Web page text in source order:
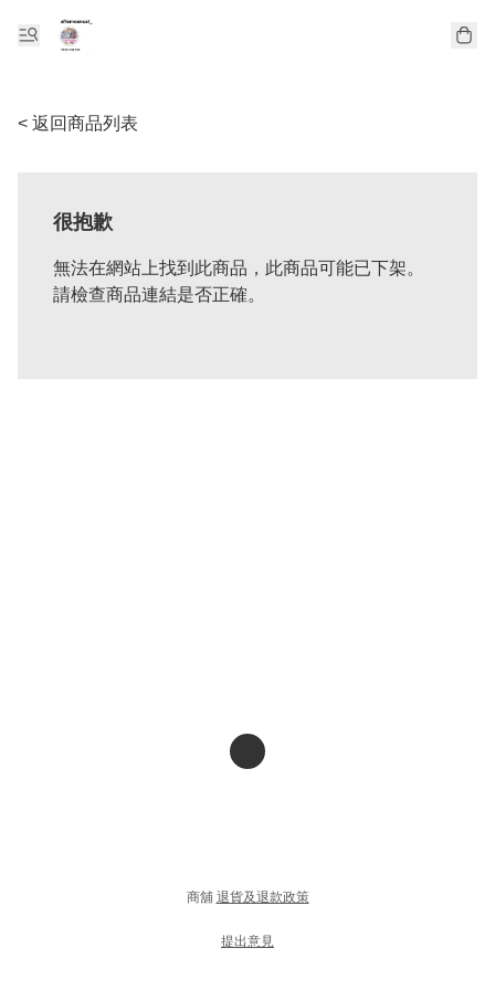
< 返回商品列表
很抱歉
無法在網站上找到此商品，此商品可能已下架。
請檢查商品連結是否正確。
商舖 退貨及退款政策
提出意見